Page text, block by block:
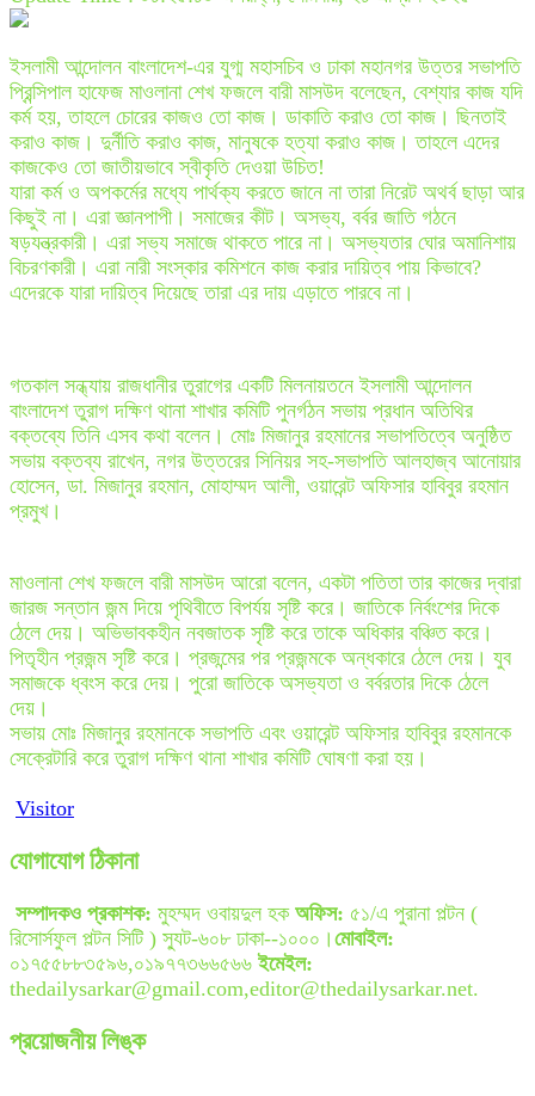
ইসলামী আন্দোলন বাংলাদেশ-এর যুগ্ম মহাসচিব ও ঢাকা মহানগর উত্তর সভাপতি
প্রিন্সিপাল হাফেজ মাওলানা শেখ ফজলে বারী মাসউদ বলেছেন, বেশ্যার কাজ যদি
কর্ম হয়, তাহলে চোরের কাজও তো কাজ। ডাকাতি করাও তো কাজ। ছিনতাই
করাও কাজ। দুর্নীতি করাও কাজ, মানুষকে হত্যা করাও কাজ। তাহলে এদের
কাজকেও তো জাতীয়ভাবে স্বীকৃতি দেওয়া উচিত!
যারা কর্ম ও অপকর্মের মধ্যে পার্থক্য করতে জানে না তারা নিরেট অথর্ব ছাড়া আর
কিছুই না। এরা জ্ঞানপাপী। সমাজের কীট। অসভ্য, বর্বর জাতি গঠনে
ষড়যন্ত্রকারী। এরা সভ্য সমাজে থাকতে পারে না। অসভ্যতার ঘোর অমানিশায়
বিচরণকারী। এরা নারী সংস্কার কমিশনে কাজ করার দায়িত্ব পায় কিভাবে?
এদেরকে যারা দায়িত্ব দিয়েছে তারা এর দায় এড়াতে পারবে না।
গতকাল সন্ধ্যায় রাজধানীর তুরাগের একটি মিলনায়তনে ইসলামী আন্দোলন
বাংলাদেশ তুরাগ দক্ষিণ থানা শাখার কমিটি পুনর্গঠন সভায় প্রধান অতিথির
বক্তব্যে তিনি এসব কথা বলেন। মোঃ মিজানুর রহমানের সভাপতিত্বে অনুষ্ঠিত
সভায় বক্তব্য রাখেন, নগর উত্তরের সিনিয়র সহ-সভাপতি আলহাজ্ব আনোয়ার
হোসেন, ডা. মিজানুর রহমান, মোহাম্মদ আলী, ওয়ারেন্ট অফিসার হাবিবুর রহমান
প্রমুখ।
মাওলানা শেখ ফজলে বারী মাসউদ আরো বলেন, একটা পতিতা তার কাজের দ্বারা
জারজ সন্তান জন্ম দিয়ে পৃথিবীতে বিপর্যয় সৃষ্টি করে। জাতিকে নির্বংশের দিকে
ঠেলে দেয়। অভিভাবকহীন নবজাতক সৃষ্টি করে তাকে অধিকার বঞ্চিত করে।
পিতৃহীন প্রজন্ম সৃষ্টি করে। প্রজন্মের পর প্রজন্মকে অন্ধকারে ঠেলে দেয়। যুব
সমাজকে ধ্বংস করে দেয়। পুরো জাতিকে অসভ্যতা ও বর্বরতার দিকে ঠেলে
দেয়।
সভায় মোঃ মিজানুর রহমানকে সভাপতি এবং ওয়ারেন্ট অফিসার হাবিবুর রহমানকে
সেক্রেটারি করে তুরাগ দক্ষিণ থানা শাখার কমিটি ঘোষণা করা হয়।
Visitor
যোগাযোগ ঠিকানা
সম্পাদকও প্রকাশক: মুহম্মদ ওবায়দুল হক অফিস: ৫১/এ পুরানা পল্টন (
রিসোর্সফুল পল্টন সিটি ) স্যুট-৬০৮ ঢাকা--১০০০। মোবাইল:
০১৭৫৫৮৮৩৫৯৬,০১৯৭৭৩৬৬৫৬৬ইমেইল:
thedailysarkar@gmail.com,editor@thedailysarkar.net.
প্রয়োজনীয় লিঙ্ক